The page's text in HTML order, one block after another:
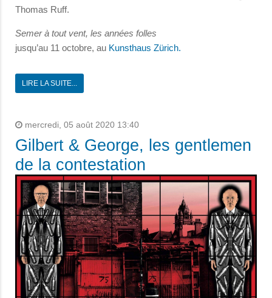
Thomas Ruff.
Semer à tout vent, les années folles
jusqu’au 11 octobre, au Kunsthaus Zürich.
LIRE LA SUITE...
mercredi, 05 août 2020 13:40
Gilbert & George, les gentlemen
de la contestation